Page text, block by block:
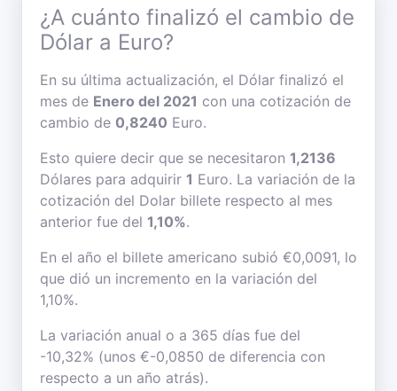
¿A cuánto finalizó el cambio de
Dólar a Euro?
En su última actualización, el Dólar finalizó el
mes de Enero del 2021 con una cotización de
cambio de 0,8240 Euro.
Esto quiere decir que se necesitaron 1,2136
Dólares para adquirir 1 Euro. La variación de la
cotización del Dolar billete respecto al mes
anterior fue del 1,10%.
En el año el billete americano subió €0,0091, lo
que dió un incremento en la variación del
1,10%.
La variación anual o a 365 días fue del
-10,32% (unos €-0,0850 de diferencia con
respecto a un año atrás).